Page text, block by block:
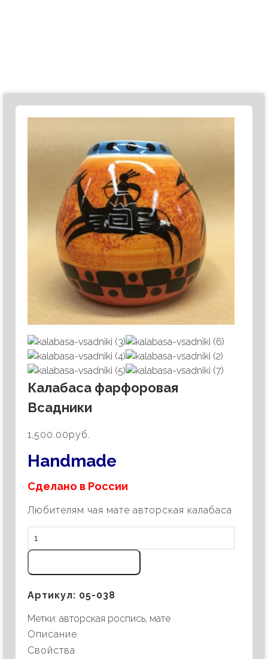
Калабаса фарфоровая
Всадники
1,500.00руб.
Handmade
Сделано в России
Любителям чая мате авторская калабаса
Артикул: 05-038
Метки: авторская роспись, мате
Описание
Свойства